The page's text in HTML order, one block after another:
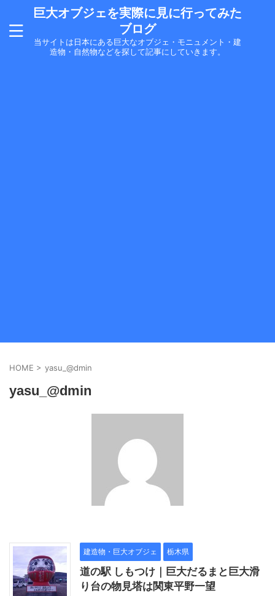
巨大オブジェを実際に見に行ってみた
ブログ
当サイトは日本にある巨大なオブジェ・モニュメント・建
造物・自然物などを探して記事にしていきます。
HOME > yasu_@dmin
yasu_@dmin
建造物・巨大オブジェ 栃木県
道の駅 しもつけ｜巨大だるまと巨大滑
り台の物見塔は関東平野一望